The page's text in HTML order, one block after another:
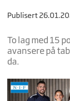
Publisert
To lag med 15
avansere på
da.